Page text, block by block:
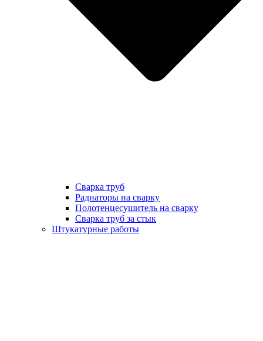
Сварка труб
Радиаторы на сварку
Полотенцесушитель на сварку
Сварка труб за стык
Штукатурные работы